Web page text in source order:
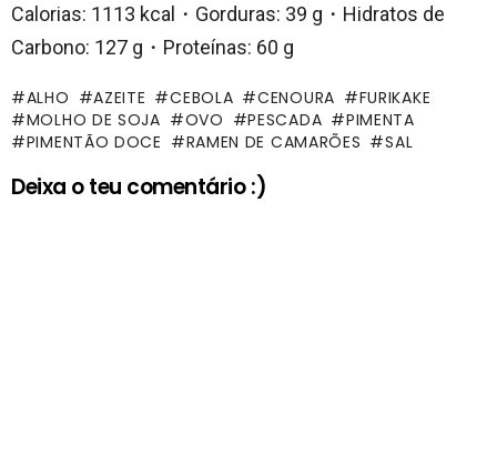
Calorias: 1113 kcal・Gorduras: 39 g・Hidratos de
Carbono: 127 g・Proteínas: 60 g
ALHO AZEITE CEBOLA CENOURA
FURIKAKE
MOLHO DE SOJA
OVO PESCADA
PIMENTA
PIMENTÃO DOCE
RAMEN DE CAMARÕES SAL
Deixa o teu comentário :)